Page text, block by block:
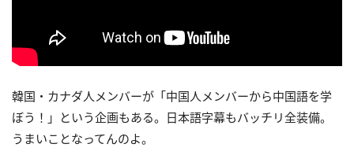
韓国・カナダ人メンバーが「中国人メンバーから中国語を学
ぼう！」という企画もある。日本語字幕もバッチリ全装備。
うまいことなってんのよ。